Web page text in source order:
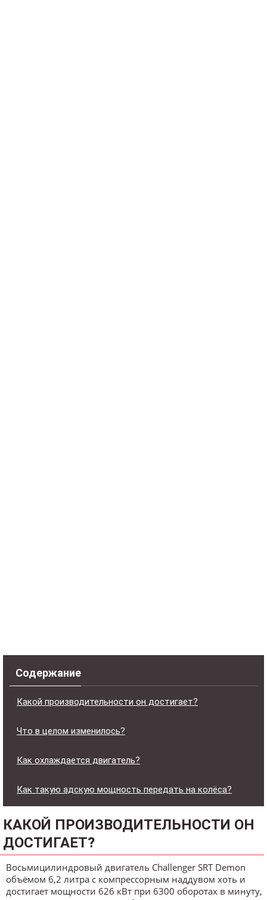
Содержание
Какой производительности он достигает?
Что в целом изменилось?
Как охлаждается двигатель?
Как такую адскую мощность передать на колёса?
КАКОЙ ПРОИЗВОДИТЕЛЬНОСТИ ОН
ДОСТИГАЕТ?
Восьмицилиндровый двигатель Challenger SRT Demon
объёмом 6,2 литра с компрессорным наддувом хоть и
достигает мощности 626 кВт при 6300 оборотах в минуту,